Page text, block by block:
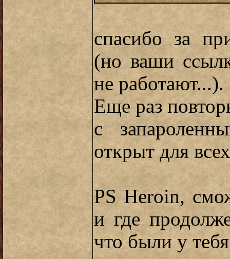
спасибо за
(но ваши
не работают...).
Еще раз
с
открыт для
PS Heroin,
и где
что были у